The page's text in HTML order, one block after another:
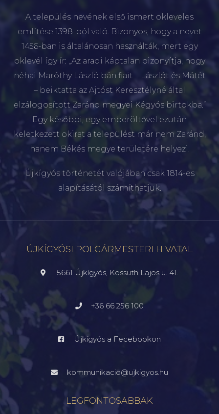
A település nevének első ismert okleveles
említése 1398-ból való. Bizonyos, hogy a nevet
1456-ban is általánosan használták, mert egy
oklevél így ír: „Az aradi káptalan bizonyítja, hogy
néhai Maróthy László bán fiait – Lászlót és Mátét
– beiktatta az Ajtóst Keresztélyné által
elzálogosított Zaránd megyei Kégyós birtokba.”
Egy későbbi, egy emberöltővel ezután
keletkezett okirat a települést már nem Zaránd,
hanem Békés megye területére helyezi.
Újkígyós történetét valójában csak 1814-es
alapításától számíthatjuk.
ÚJKÍGYÓSI POLGÁRMESTERI HIVATAL
5661 Újkígyós, Kossuth Lajos u. 41.
+36 66 256 100
Újkígyós a Fecebookon
kommunikacio@ujkigyos.hu
LEGFONTOSABBAK